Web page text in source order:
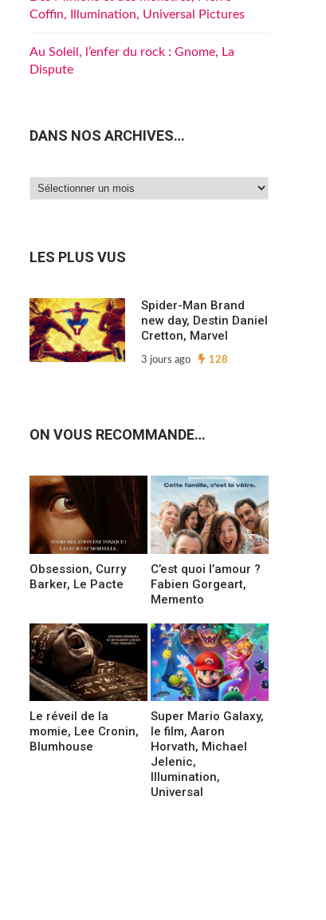
Coffin, Illumination, Universal Pictures
Au Soleil, l’enfer du rock : Gnome, La
Dispute
DANS NOS ARCHIVES…
Dans
LES PLUS VUS
Spider-Man Brand
new day, Destin Daniel
Cretton, Marvel
3 jours ago 128
ON VOUS RECOMMANDE…
Obsession, Curry
Barker, Le Pacte
C’est quoi l’amour ?
Fabien Gorgeart,
Memento
Le réveil de la
momie, Lee Cronin,
Blumhouse
Super Mario Galaxy,
le film, Aaron
Horvath, Michael
Jelenic,
Illumination,
Universal